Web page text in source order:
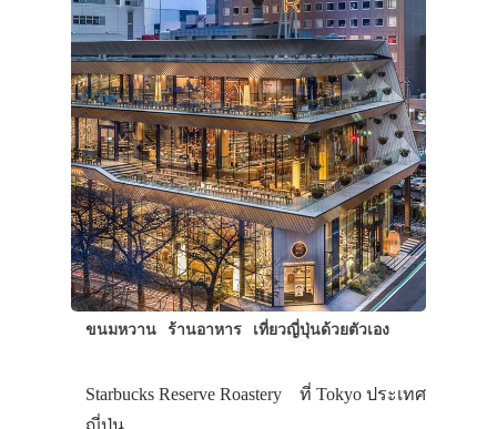
ขนมหวาน ร้านอาหาร เที่ยวญี่ปุ่นด้วยตัวเอง
Starbucks Reserve Roastery ที่ Tokyo ประเทศ
ญี่ปุ่น